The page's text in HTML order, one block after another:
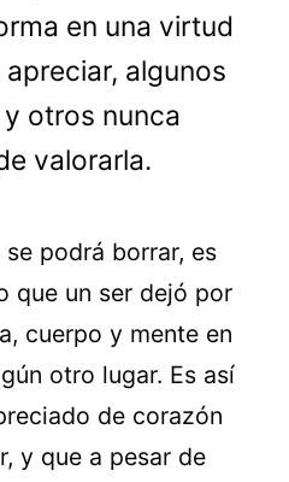
en una virtud
algunos
otros nunca
valorarla.
podrá borrar, es
que un ser dejó por
cuerpo y mente en
otro lugar. Es así
de corazón
y que a pesar de